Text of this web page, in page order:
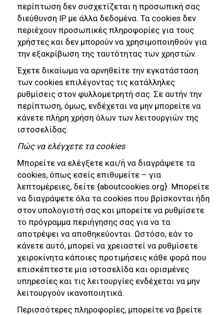
περίπτωση δεν συσχετίζεται η προσωπική σας
διεύθυνση IP με άλλα δεδομένα. Τα cookies δεν
περιέχουν προσωπικές πληροφορίες για τους
χρήστες και δεν μπορούν να χρησιμοποιηθούν για
την εξακρίβωση της ταυτότητας των χρηστών.
Έχετε δικαίωμα να αρνηθείτε την εγκατάσταση
των cookies επιλέγοντας τις κατάλληλες
ρυθμίσεις στον φυλλομετρητή σας. Σε αυτήν την
περίπτωση, όμως, ενδέχεται να μην μπορείτε να
κάνετε πλήρη χρήση όλων των λειτουργιών της
ιστοσελίδας.
Πώς να ελέγχετε τα cookies
Μπορείτε να ελέγξετε και/ή να διαγράψετε τα
cookies, όπως εσείς επιθυμείτε – για
λεπτομέρειες, δείτε {aboutcookies.org}. Μπορείτε
να διαγράψετε όλα τα cookies που βρίσκονται ήδη
στον υπολογιστή σας και μπορείτε να ρυθμίσετε
το πρόγραμμα περιήγησης σας για να τα
αποτρέψει να αποθηκεύονται. Ωστόσο, εάν το
κάνετε αυτό, μπορεί να χρειαστεί να ρυθμίσετε
χειροκίνητα κάποιες προτιμήσεις κάθε φορά που
επισκέπτεστε μια ιστοσελίδα και ορισμένες
υπηρεσίες και τις λειτουργίες ενδέχεται να μην
λειτουργούν ικανοποιητικά.
Περισσότερες πληροφορίες, μπορείτε να βρείτε